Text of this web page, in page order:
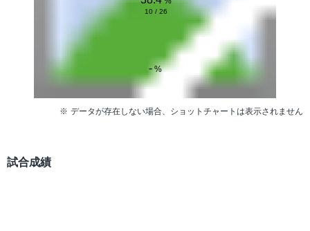
-%
10 / 26
データが存在しない場合、ショットチャートは表示されません
試合成績